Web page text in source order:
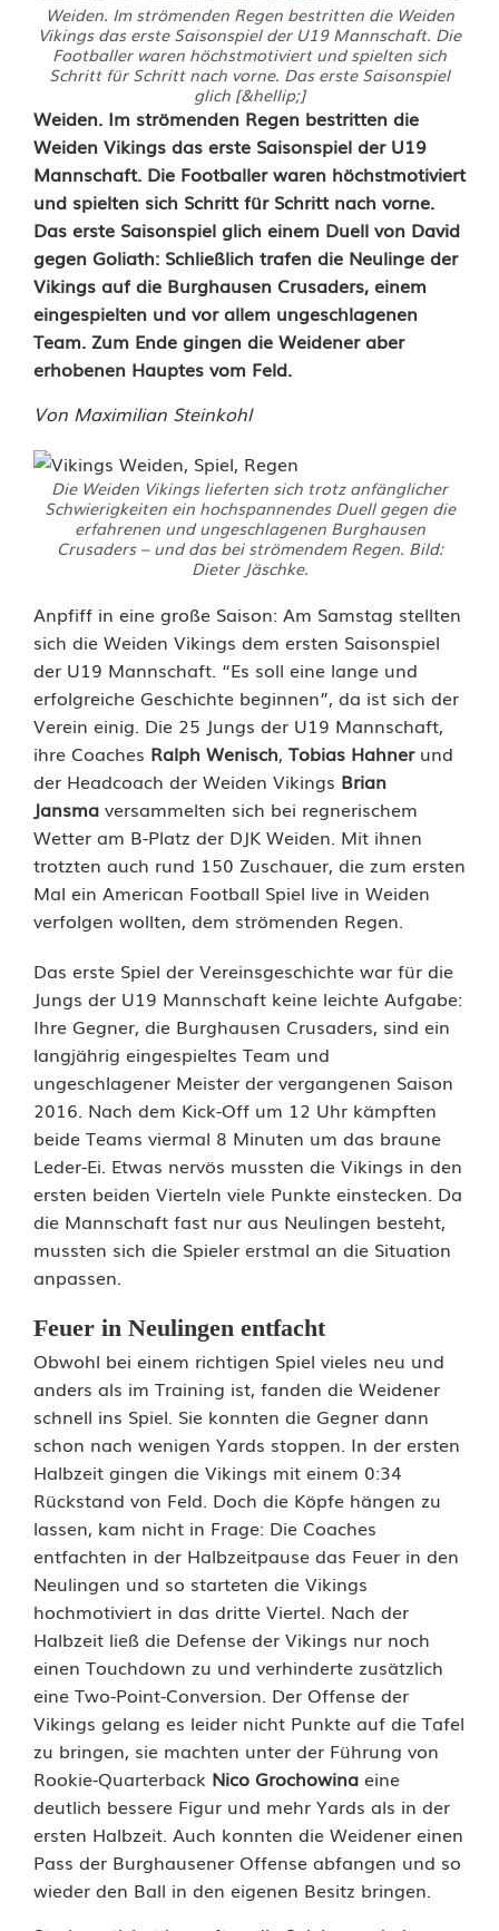
Weiden. Im strömenden Regen bestritten die Weiden
Vikings das erste Saisonspiel der U19 Mannschaft. Die
Footballer waren höchstmotiviert und spielten sich
Schritt für Schritt nach vorne. Das erste Saisonspiel
glich [&hellip;]
D
u
e
l
l
D
a
v
i
d
g
e
n
G
o
l
i
a
t
h
:
W
e
i
d
e
V
i
k
i
n
g
s
s
t
a
r
t
e
n
Weiden. Im strömenden Regen bestritten die
Weiden Vikings das erste Saisonspiel der U19
Mannschaft. Die Footballer waren höchstmotiviert
und spielten sich Schritt für Schritt nach vorne.
Das erste Saisonspiel glich einem Duell von David
gegen Goliath: Schließlich trafen die Neulinge der
Vikings auf die Burghausen Crusaders, einem
eingespielten und vor allem ungeschlagenen
Team. Zum Ende gingen die Weidener aber
erhobenen Hauptes vom Feld.
Von Maximilian Steinkohl
Die Weiden Vikings lieferten sich trotz anfänglicher
Schwierigkeiten ein hochspannendes Duell gegen die
erfahrenen und ungeschlagenen Burghausen
Crusaders – und das bei strömendem Regen. Bild:
Dieter Jäschke.
Anpfiff in eine große Saison: Am Samstag stellten
sich die Weiden Vikings dem ersten Saisonspiel
der U19 Mannschaft. “Es soll eine lange und
erfolgreiche Geschichte beginnen”, da ist sich der
Verein einig. Die 25 Jungs der U19 Mannschaft,
ihre Coaches Ralph Wenisch, Tobias Hahnerund
der Headcoach der Weiden Vikings Brian
Jansma versammelten sich bei regnerischem
Wetter am B-Platz der DJK Weiden. Mit ihnen
trotzten auch rund 150 Zuschauer, die zum ersten
Mal ein American Football Spiel live in Weiden
verfolgen wollten, dem strömenden Regen.
Das erste Spiel der Vereinsgeschichte war für die
Jungs der U19 Mannschaft keine leichte Aufgabe:
Ihre Gegner, die Burghausen Crusaders, sind ein
langjährig eingespieltes Team und
ungeschlagener Meister der vergangenen Saison
2016. Nach dem Kick-Off um 12 Uhr kämpften
beide Teams viermal 8 Minuten um das braune
Leder-Ei. Etwas nervös mussten die Vikings in den
ersten beiden Vierteln viele Punkte einstecken. Da
die Mannschaft fast nur aus Neulingen besteht,
mussten sich die Spieler erstmal an die Situation
anpassen.
Feuer in Neulingen entfacht
Obwohl bei einem richtigen Spiel vieles neu und
anders als im Training ist, fanden die Weidener
schnell ins Spiel. Sie konnten die Gegner dann
schon nach wenigen Yards stoppen. In der ersten
Halbzeit gingen die Vikings mit einem 0:34
Rückstand von Feld. Doch die Köpfe hängen zu
lassen, kam nicht in Frage: Die Coaches
entfachten in der Halbzeitpause das Feuer in den
Neulingen und so starteten die Vikings
hochmotiviert in das dritte Viertel. Nach der
Halbzeit ließ die Defense der Vikings nur noch
einen Touchdown zu und verhinderte zusätzlich
eine Two-Point-Conversion. Der Offense der
Vikings gelang es leider nicht Punkte auf die Tafel
zu bringen, sie machten unter der Führung von
Rookie-Quarterback Nico Grochowina eine
deutlich bessere Figur und mehr Yards als in der
ersten Halbzeit. Auch konnten die Weidener einen
Pass der Burghausener Offense abfangen und so
wieder den Ball in den eigenen Besitz bringen.